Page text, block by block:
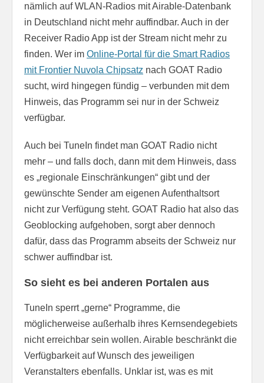
nämlich auf WLAN-Radios mit Airable-Datenbank
in Deutschland nicht mehr auffindbar. Auch in der
Receiver Radio App ist der Stream nicht mehr zu
finden. Wer im Online-Portal für die Smart Radios
mit Frontier Nuvola Chipsatz nach GOAT Radio
sucht, wird hingegen fündig – verbunden mit dem
Hinweis, das Programm sei nur in der Schweiz
verfügbar.
Auch bei TuneIn findet man GOAT Radio nicht
mehr – und falls doch, dann mit dem Hinweis, dass
es „regionale Einschränkungen“ gibt und der
gewünschte Sender am eigenen Aufenthaltsort
nicht zur Verfügung steht. GOAT Radio hat also das
Geoblocking aufgehoben, sorgt aber dennoch
dafür, dass das Programm abseits der Schweiz nur
schwer auffindbar ist.
So sieht es bei anderen Portalen aus
TuneIn sperrt „gerne“ Programme, die
möglicherweise außerhalb ihres Kernsendegebiets
nicht erreichbar sein wollen. Airable beschränkt die
Verfügbarkeit auf Wunsch des jeweiligen
Veranstalters ebenfalls. Unklar ist, was es mit